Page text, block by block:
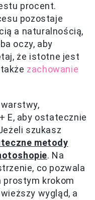
procent.
pozostaje
a naturalnością,
oczy, aby
że istotne jest
zachowanie
E, aby ostatecznie
szukasz
metody
. Na
co pozwala
prostym krokom
wygląd, a